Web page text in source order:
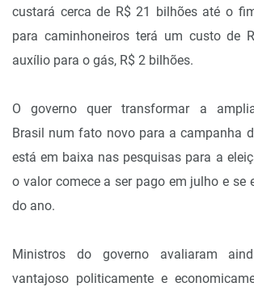
custará cerca de R$ 21 bilhões até o
para caminhoneiros terá um custo de
auxílio para o gás, R$ 2 bilhões.
O governo quer transformar a
Brasil num fato novo para a campanha
está em baixa nas pesquisas para a
o valor comece a ser pago em julho e se
do ano.
Ministros do governo avaliaram
vantajoso politicamente e